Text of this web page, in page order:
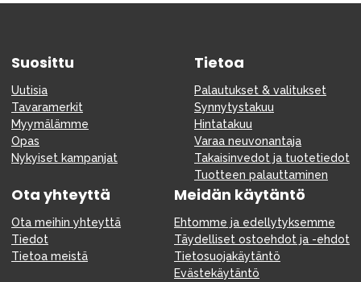
Suosittu
Uutisia
Tavaramerkit
Myymälämme
Opas
Nykyiset kampanjat
Tietoa
Palautukset & valitukset
Synnytystakuu
Hintatakuu
Varaa neuvonantaja
Takaisinvedot ja tuotetiedot
Tuotteen palauttaminen
Ota yhteyttä
Ota meihin yhteyttä
Tiedot
Tietoa meistä
Meidän käytäntö
Ehtomme ja edellytyksemme
Täydelliset ostoehdot ja -ehdot
Tietosuojakäytäntö
Evästekäytäntö